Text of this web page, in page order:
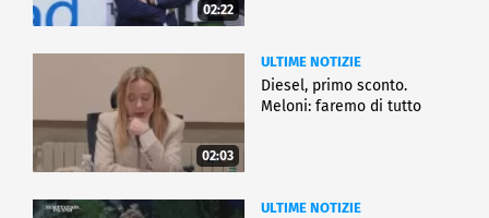
02:22
02:03
ULTIME NOTIZIE
Diesel, primo sconto.
Meloni: faremo di tutto
ULTIME NOTIZIE